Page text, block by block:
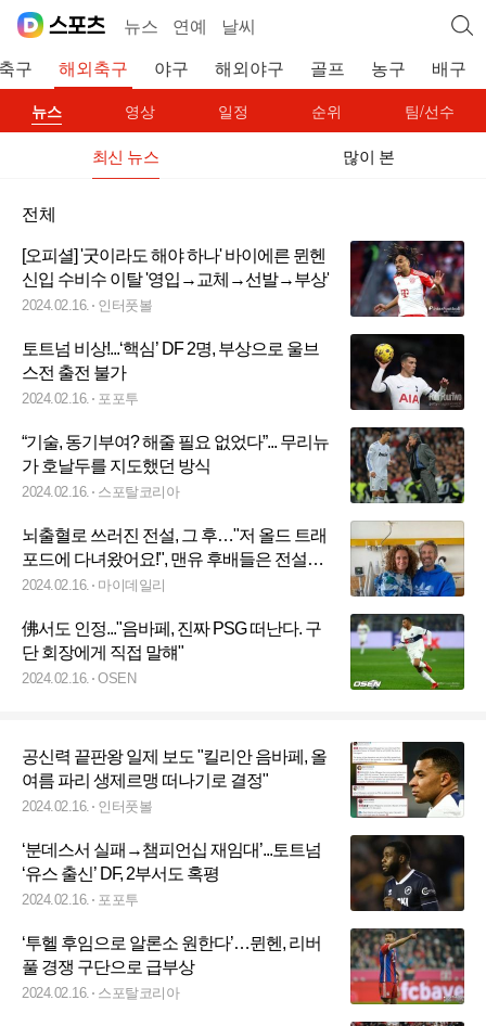
뉴스 연예 날씨
구 해외축구 야구 해외야구 골프 농구 배구
뉴스 영상 일정 순위 팀/선수
최신 뉴스 많이 본
전체
[오피셜] '굿이라도 해야 하나' 바이에른 뮌헨
신입 수비수 이탈 '영입→교체→선발→부상'
2024.02.16. 인터풋볼
토트넘 비상!...‘핵심’ DF 2명, 부상으로 울브
스전 출전 불가
2024.02.16. 포포투
“기술, 동기부여? 해줄 필요 없었다”... 무리뉴
가 호날두를 지도했던 방식
2024.02.16. 스포탈코리아
뇌출혈로 쓰러진 전설, 그 후…"저 올드 트래
포드에 다녀왔어요!", 맨유 후배들은 전설에
'극장승' 선물
2024.02.16. 마이데일리
佛서도 인정..."음바페, 진짜 PSG 떠난다. 구
단 회장에게 직접 말햬"
2024.02.16. OSEN
공신력 끝판왕 일제 보도 "킬리안 음바페, 올
여름 파리 생제르맹 떠나기로 결정"
2024.02.16. 인터풋볼
‘분데스서 실패→챔피언십 재임대’...토트넘
‘유스 출신’ DF, 2부서도 혹평
2024.02.16. 포포투
‘투헬 후임으로 알론소 원한다’…뮌헨, 리버
풀 경쟁 구단으로 급부상
2024.02.16. 스포탈코리아